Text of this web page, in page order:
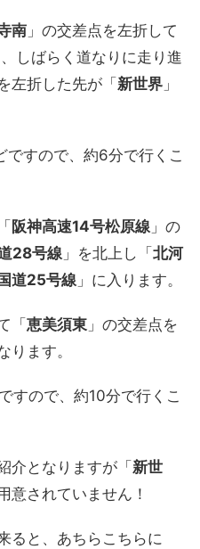
南 」の交差点を左折して
しばらく道なりに走り進
左折した先が「 新世界 」
ですので、約6分で行くこ
阪神高速14号松原線 」の
28号線 」を北上し「 北河
国道25号線 」に入ります。
「 恵美須東 」の交差点を
ります。
すので、約10分で行くこ
介となりますが「 新世
意されていません！
ると、あちらこちらに